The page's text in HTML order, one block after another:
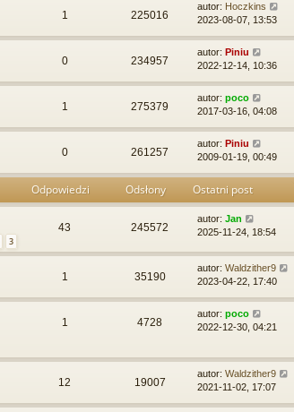
1 225016
autor: Hoczkins
2023-08-07, 13:53
0 234957
autor: Piniu
2022-12-14, 10:36
1 275379
autor: poco
2017-03-16, 04:08
0 261257
autor: Piniu
2009-01-19, 00:49
Odpowiedzi Odsłony Ostatni post
3
43 245572
autor: Jan
2025-11-24, 18:54
1 35190
autor: Waldzither9
2023-04-22, 17:40
1 4728
autor: poco
2022-12-30, 04:21
12 19007
autor: Waldzither9
2021-11-02, 17:07